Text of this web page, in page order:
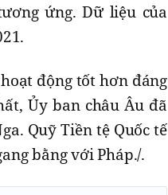
ứng. Dữ liệu của
động tốt hơn đáng
Ủy ban châu Âu đã
Quỹ Tiền tệ Quốc tế
bằng với Pháp./.